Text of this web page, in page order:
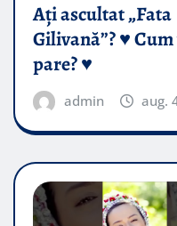
Ați ascultat „Fata
Gilivană”? ♥️ Cum
pare? ♥️
admin aug.